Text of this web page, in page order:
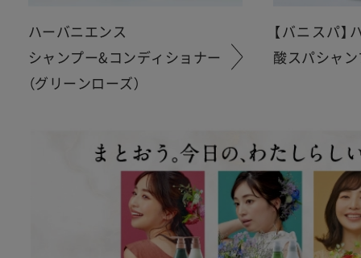
ハーバニエンス
シャンプー&コンディショナー
（グリーンローズ）
【バニスパ
酸スパシャ